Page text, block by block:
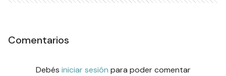
Comentarios
Debés iniciar sesión para poder comentar